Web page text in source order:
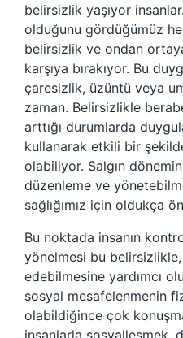
belirsizlik yaşıyor
olduğunu gördüğümüz
belirsizlik ve ondan
karşıya bırakıyor. Bu
çaresizlik, üzüntü veya
zaman. Belirsizlikle
arttığı durumlarda
kullanarak etkili bir
olabiliyor. Salgın
düzenleme ve
sağlığımız için oldukça
Bu noktada insanın
yönelmesi bu
edebilmesine yardımcı
sosyal mesafelenmenin
olabildiğince çok